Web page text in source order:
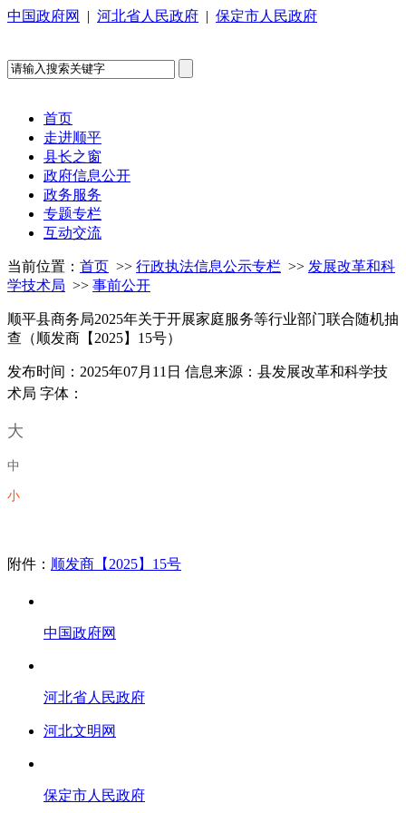
中国政府网 | 河北省人民政府 | 保定市人民政府
首页
走进顺平
县长之窗
政府信息公开
政务服务
专题专栏
互动交流
当前位置： 首页 >> 行政执法信息公示专栏 >> 发展改革和科
学技术局 >> 事前公开
顺平县商务局2025年关于开展家庭服务等行业部门联合随机抽
查（顺发商【2025】15号）
发布时间：2025年07月11日 信息来源：县发展改革和科学技
术局 字体：
大
中
小
附件： 顺发商【2025】15号
中国政府网
河北省人民政府
河北文明网
保定市人民政府